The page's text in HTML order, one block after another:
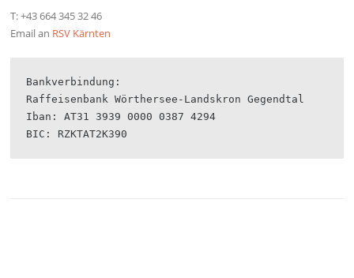
T: +43 664 345 32 46
Email an RSV Kärnten
Bankverbindung:
Raffeisenbank Wörthersee-Landskron Gegendtal
Iban: AT31 3939 0000 0387 4294
BIC: RZKTAT2K390